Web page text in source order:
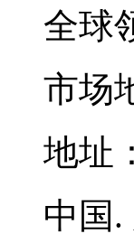
全球
市场
地址：
中国.